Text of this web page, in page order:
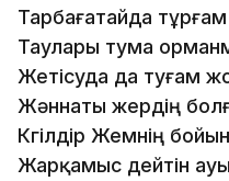
Тарбағатайда
Таулары тума
Жетісуда да туғам
Жәннаты жердің
Көгілдір Жемнің
Жарқамыс дейтін